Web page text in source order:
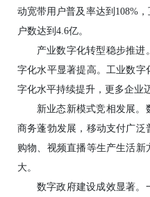
动宽带用户普及率达到108%
户数达到4.6亿。
产业数字化转型稳步推进
字化水平显著提高。工业数字
字化水平持续提升，更多企业
新业态新模式竞相发展
商务蓬勃发展，移动支付广
购物、视频直播等生产生活
大。
数字政府建设成效显著。